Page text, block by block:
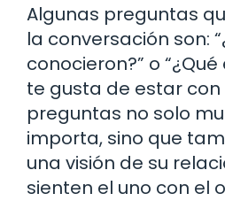
Algunas preguntas
la conversación son:
conocieron?” o
te gusta de estar con
preguntas no solo
importa, sino que
una visión de su
sienten el uno con el